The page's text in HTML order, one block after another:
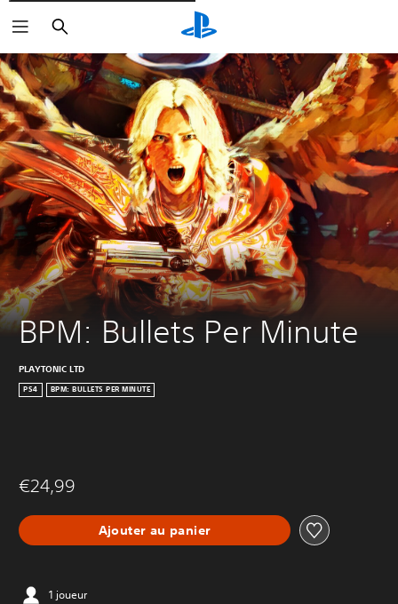
Rechercher
BPM: Bullets Per Minute
PLAYTONIC LTD
PS4 BPM: BULLETS PER MINUTE
€24,99
Ajouter au panier
1 joueur